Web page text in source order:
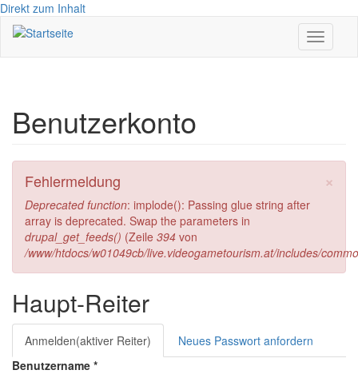
Direkt zum Inhalt
Toggle
Benutzerkonto
×
Fehlermeldung
Deprecated function: implode(): Passing glue string after
array is deprecated. Swap the parameters in
drupal_get_feeds() (Zeile 394 von
/www/htdocs/w01049cb/live.videogametourism.at/includes/
Haupt-Reiter
Anmelden(aktiver Reiter)
Neues Passwort anfordern
Benutzername *